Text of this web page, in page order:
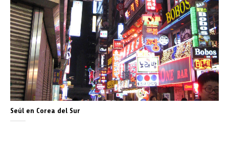
Seúl en Corea del Sur